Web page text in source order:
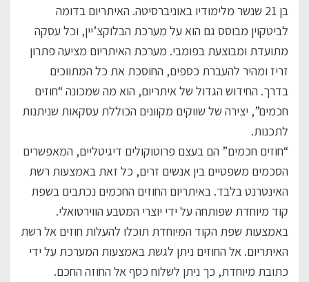
בן 21 שנשר מלימודיו באוניברסיטה. האיתריום בדומה
לביטקוין מבוסס גם הוא על מערכת הבלוקצ’יין, וכל עסקה
מתועדת ומבוצעת בפומבי. מערכת האיתריום מציעה פתרון
זריז ומהיר להעברת כספים, החוסכת את כל המתווכים
בדרך. החידוש הגדול של איתריום, הוא מה שמכונה “חוזים
חכמים”, יצירה של שווקים מקוונים הכוללת עסקאות שניתנות
לתכנות.
“חוזים חכמים” הם בעצם פרוטוקולים דיגיטליים, המאפשרים
הסכמים משפטיים בין אנשים זרים, כל זאת באמצעות רשת
האינטרנט בלבד. באיתריום החוזים החכמים נכתבים בשפת
קוד מיוחדת שפותחה על ידי יוצרי המטבע הווירטואלי.
באמצעות שפת הקוד המיוחדת תוכלו להעלות חוזים אל רשת
האיתריום. אל החוזים ניתן לגשת באמצעות המערכת על ידי
כתובת מיוחדת, כך ניתן לשלוח כסף אל החוזה החכם.